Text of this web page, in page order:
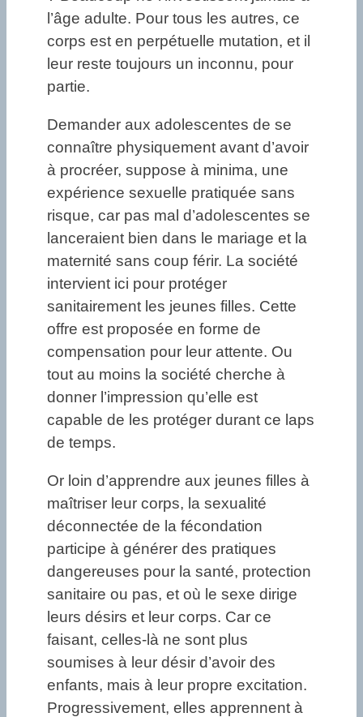
l’âge adulte. Pour tous les autres, ce
corps est en perpétuelle mutation, et il
leur reste toujours un inconnu, pour
partie.
Demander aux adolescentes de se
connaître physiquement avant d’avoir
à procréer, suppose à minima, une
expérience sexuelle pratiquée sans
risque, car pas mal d’adolescentes se
lanceraient bien dans le mariage et la
maternité sans coup férir. La société
intervient ici pour protéger
sanitairement les jeunes filles. Cette
offre est proposée en forme de
compensation pour leur attente. Ou
tout au moins la société cherche à
donner l’impression qu’elle est
capable de les protéger durant ce laps
de temps.
Or loin d’apprendre aux jeunes filles à
maîtriser leur corps, la sexualité
déconnectée de la fécondation
participe à générer des pratiques
dangereuses pour la santé, protection
sanitaire ou pas, et où le sexe dirige
leurs désirs et leur corps. Car ce
faisant, celles-là ne sont plus
soumises à leur désir d’avoir des
enfants, mais à leur propre excitation.
Progressivement, elles apprennent à